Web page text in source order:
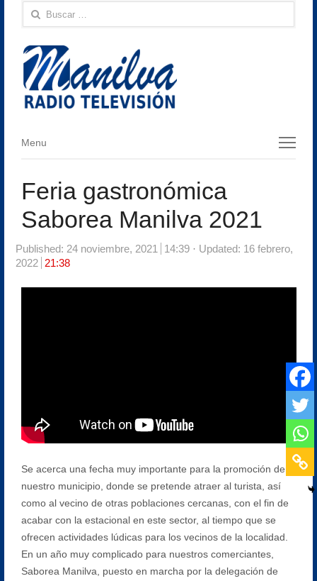
Buscar:
Menu
Menu
Feria gastronómica
Saborea Manilva 2021
Published: 24 noviembre, 2021 14:39
Updated: 16 febrero,
2022
21:38
Se acerca una fecha muy importante para la promoción de
nuestro municipio, donde se pretende atraer al turista, así
como al vecino de otras poblaciones cercanas, con el fin de
acabar con la estacional en este sector, al tiempo que se
ofrecen actividades lúdicas para los vecinos de la localidad.
En un año muy complicado para nuestros comerciantes,
Saborea Manilva, puesto en marcha por la delegación de